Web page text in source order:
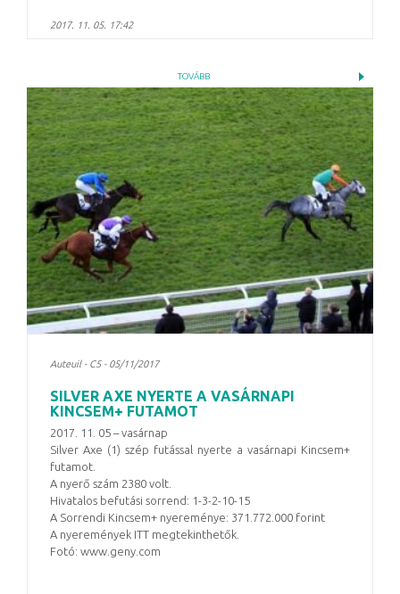
2017. 11. 05. 17:42
TOVÁBB
Auteuil - C5 - 05/11/2017
SILVER AXE NYERTE A VASÁRNAPI
KINCSEM+ FUTAMOT
2017. 11. 05 – vasárnap
Silver Axe (1) szép futással nyerte a vasárnapi Kincsem+
futamot.
A nyerő szám 2380 volt.
Hivatalos befutási sorrend: 1-3-2-10-15
A Sorrendi Kincsem+ nyereménye: 371.772.000 forint
A nyeremények ITT megtekinthetők.
Fotó: www.geny.com